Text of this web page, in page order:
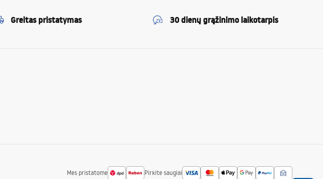
Greitas pristatymas 30 dienų grąžinimo laikotarpis
Mes pristatome Pirkite saugiai